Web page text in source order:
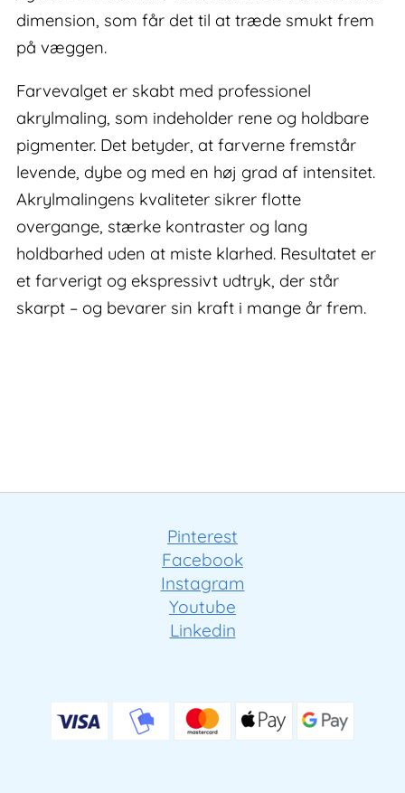
dimension, som får det til at træde smukt frem
på væggen.
Farvevalget er skabt med professionel
akrylmaling, som indeholder rene og holdbare
pigmenter. Det betyder, at farverne fremstår
levende, dybe og med en høj grad af intensitet.
Akrylmalingens kvaliteter sikrer flotte
overgange, stærke kontraster og lang
holdbarhed uden at miste klarhed. Resultatet er
et farverigt og ekspressivt udtryk, der står
skarpt – og bevarer sin kraft i mange år frem.
Pinterest
Facebook
Instagram
Youtube
Linkedin